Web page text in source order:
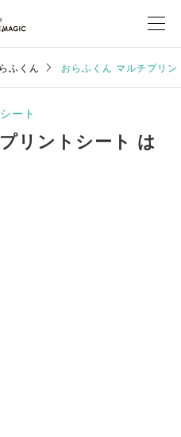
ふくん おらふくん マルチプリ
ート
リントシート は